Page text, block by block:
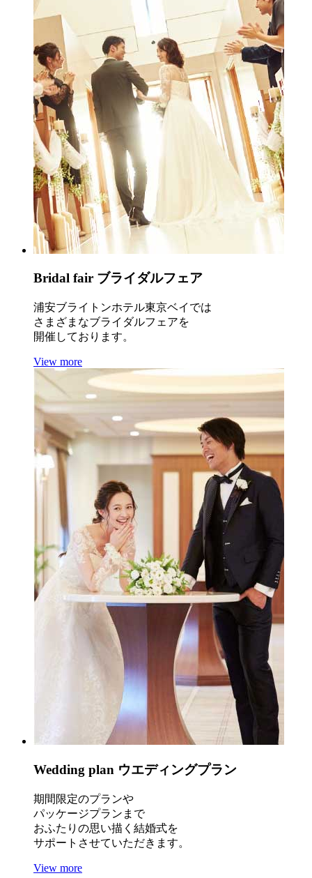
Bridal fair ブライダルフェア
浦安ブライトンホテル東京ベイでは
さまざまなブライダルフェアを
開催しております。
View more
Wedding plan ウエディングプラン
期間限定のプランや
パッケージプランまで
おふたりの思い描く結婚式を
サポートさせていただきます。
View more